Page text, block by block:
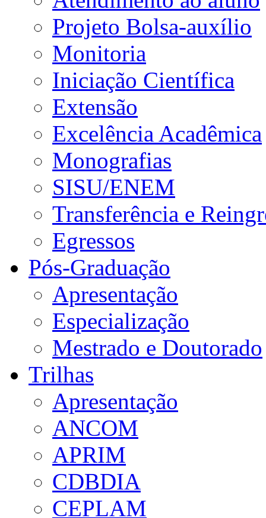
Projeto Bolsa-auxílio
Monitoria
Iniciação Científica
Extensão
Excelência Acadêmica
Monografias
SISU/ENEM
Transferência e
Egressos
Pós-Graduação
Apresentação
Especialização
Mestrado e Doutorado
Trilhas
Apresentação
ANCOM
APRIM
CDBDIA
CEPLAM